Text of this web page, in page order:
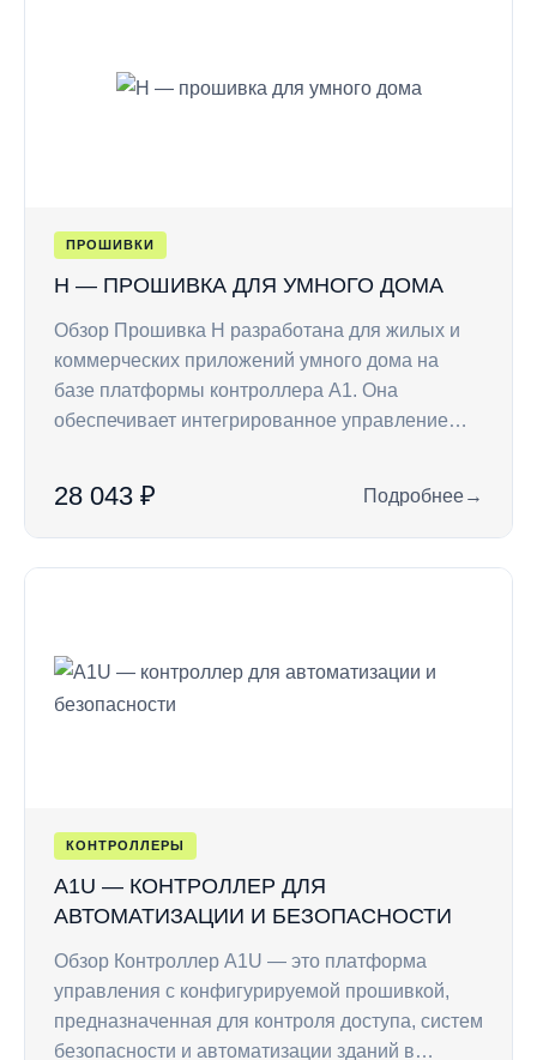
ПРОШИВКИ
H — ПРОШИВКА ДЛЯ УМНОГО ДОМА
Обзор Прошивка H разработана для жилых и
коммерческих приложений умного дома на
базе платформы контроллера A1. Она
обеспечивает интегрированное управление…
28 043 ₽ Подробнее
: H — прошивка
→
КОНТРОЛЛЕРЫ
A1U — КОНТРОЛЛЕР ДЛЯ
АВТОМАТИЗАЦИИ И БЕЗОПАСНОСТИ
Обзор Контроллер A1U — это платформа
управления с конфигурируемой прошивкой,
предназначенная для контроля доступа, систем
безопасности и автоматизации зданий в…